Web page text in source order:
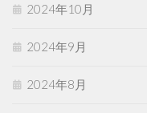
2024年10月
2024年9月
2024年8月